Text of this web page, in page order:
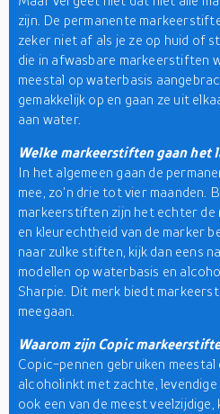
zijn. De permanente
zeker niet af als je ze op huid of
die in afwasbare markeerstiften
meestal op waterbasis
gemakkelijk op en gaan ze uit
aan water.
Welke markeerstiften gaan het
In het algemeen gaan de
mee, zo'n drie tot vier maanden.
markeerstiften zijn het echter de
en kleurechtheid van de marker
naar zulke stiften, kijk dan eens
modellen op waterbasis en
Sharpie. Dit merk biedt
meegaan.
Waarom zijn Copic
Copic-pennen gebruiken meestal
alcoholinkt met zachte,
ook een van de meest